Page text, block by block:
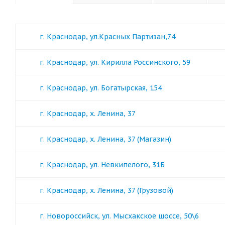
г. Краснодар, ул.Красных Партизан,74
г. Краснодар, ул. Кирилла Россинского, 59
г. Краснодар, ул. Богатырская, 154
г. Краснодар, х. Ленина, 37
г. Краснодар, х. Ленина, 37 (Магазин)
г. Краснодар, ул. Невкипелого, 31Б
г. Краснодар, х. Ленина, 37 (Грузовой)
г. Новороссийск, ул. Мысхакское шоссе, 50\6